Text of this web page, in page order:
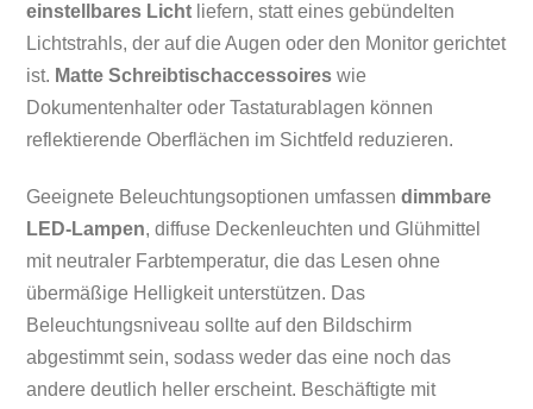
einstellbares Licht liefern, statt eines gebündelten
Lichtstrahls, der auf die Augen oder den Monitor gerichtet
ist. Matte Schreibtischaccessoires wie
Dokumentenhalter oder Tastaturablagen können
reflektierende Oberflächen im Sichtfeld reduzieren.
Geeignete Beleuchtungsoptionen umfassendimmbare
LED-Lampen, diffuse Deckenleuchten und Glühmittel
mit neutraler Farbtemperatur, die das Lesen ohne
übermäßige Helligkeit unterstützen. Das
Beleuchtungsniveau sollte auf den Bildschirm
abgestimmt sein, sodass weder das eine noch das
andere deutlich heller erscheint. Beschäftigte mit